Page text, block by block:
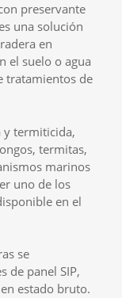
preservante
una solución
en
el suelo o agua
tratamientos de
y termiticida,
termitas,
marinos
uno de los
en el
se
de panel SIP,
estado bruto.